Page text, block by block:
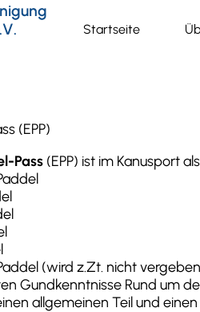
Startseite
(EPP)
Pass(EPP) ist im Kanusport
(wird z.Zt. nicht
Gundkenntnisse Rund um
allgemeinen Teil und